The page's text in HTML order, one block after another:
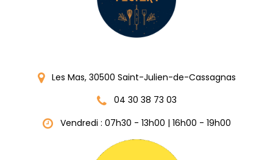
Les Mas, 30500 Saint-Julien-de-Cassagnas
04 30 38 73 03
Vendredi : 07h30 - 13h00 | 16h00 - 19h00